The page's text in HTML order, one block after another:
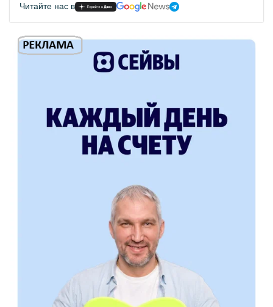
Читайте нас в